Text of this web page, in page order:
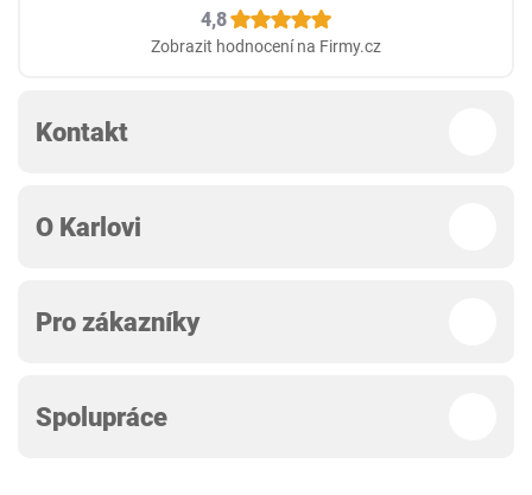
4,8
Zobrazit hodnocení na Firmy.cz
Kontakt
O Karlovi
Pro zákazníky
Spolupráce